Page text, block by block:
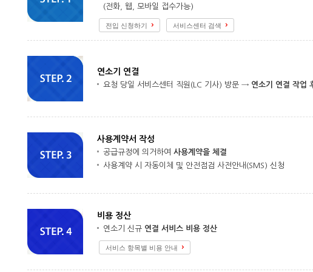
(전화, 웹, 모바일 접수가능)
전입 신청하기 서비스센터 검색
연소기 연결
요청 당일 서비스센터 직원(LC 기사) 방문 → 연소기 연결 작업
사용계약서 작성
공급규정에 의거하여 사용계약을 체결
사용계약 시 자동이체 및 안전점검 사전안내(SMS) 신청
비용 정산
연소기 신규 연결 서비스 비용 정산
서비스 항목별 비용 안내